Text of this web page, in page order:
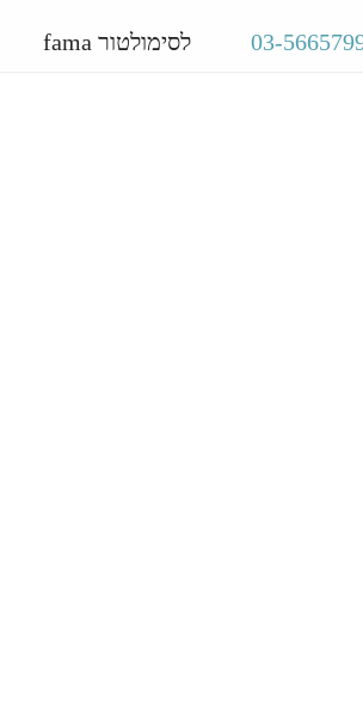
לסימולטור fama